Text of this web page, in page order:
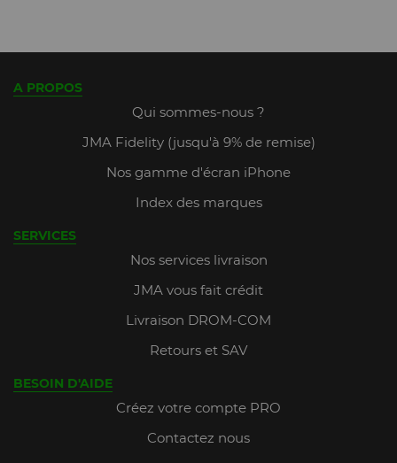
A PROPOS
Qui sommes-nous ?
JMA Fidelity (jusqu'à 9% de remise)
Nos gamme d'écran iPhone
Index des marques
SERVICES
Nos services livraison
JMA vous fait crédit
Livraison DROM-COM
Retours et SAV
BESOIN D'AIDE
Créez votre compte PRO
Contactez nous